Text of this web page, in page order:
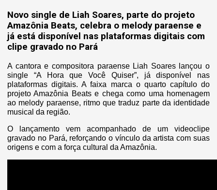
Novo single de Liah Soares, parte do projeto
Amazônia Beats, celebra o melody paraense e
já está disponível nas plataformas digitais com
clipe gravado no Pará
A cantora e compositora paraense Liah Soares lançou o
single “A Hora que Você Quiser”, já disponível nas
plataformas digitais. A faixa marca o quarto capítulo do
projeto Amazônia Beats e chega como uma homenagem
ao melody paraense, ritmo que traduz parte da identidade
musical da região.
O lançamento vem acompanhado de um videoclipe
gravado no Pará, reforçando o vínculo da artista com suas
origens e com a força cultural da Amazônia.